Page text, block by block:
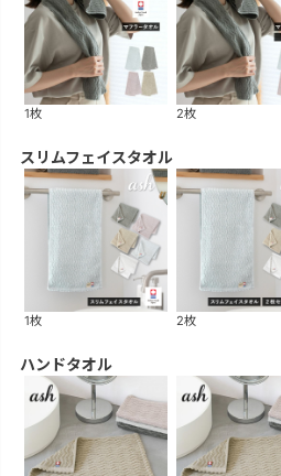
1枚 2枚
スリムフェイスタオル
1枚 2枚
ハンドタオル